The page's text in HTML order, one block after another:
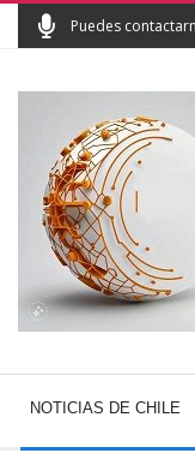
Puedes
Navigation
Menu
NOTICIAS DE CHILE